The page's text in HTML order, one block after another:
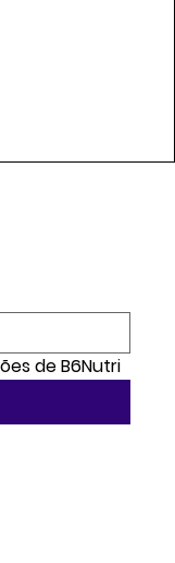
de B6Nutri